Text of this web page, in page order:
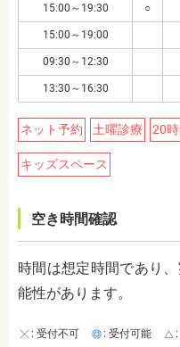
15:00～19:30 ○
15:00～19:00
09:30～12:30
13:30～16:30
ネット予約 土曜診療 20
キッズスペース
空き時間確認
時間は想定時間であり
能性があります。
: 受付不可 : 受付可能